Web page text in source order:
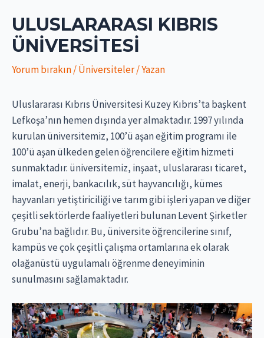
ULUSLARARASI KIBRIS
ÜNIVERSITESI
Yorum bırakın/Üniversiteler/ Yazan
Uluslararası Kıbrıs Üniversitesi Kuzey Kıbrıs’ta başkent
Lefkoşa’nın hemen dışında yer almaktadır. 1997 yılında
kurulan üniversitemiz, 100’ü aşan eğitim programı ile
100’ü aşan ülkeden gelen öğrencilere eğitim hizmeti
sunmaktadır. üniversitemiz, inşaat, uluslararası ticaret,
imalat, enerji, bankacılık, süt hayvancılığı, kümes
hayvanları yetiştiriciliği ve tarım gibi işleri yapan ve diğer
çeşitli sektörlerde faaliyetleri bulunan Levent Şirketler
Grubu’na bağlıdır. Bu, üniversite öğrencilerine sınıf,
kampüs ve çok çeşitli çalışma ortamlarına ek olarak
olağanüstü uygulamalı öğrenme deneyiminin
sunulmasını sağlamaktadır.